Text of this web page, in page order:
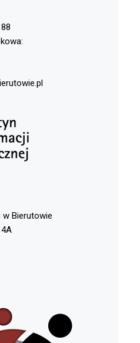
w Bierutowie